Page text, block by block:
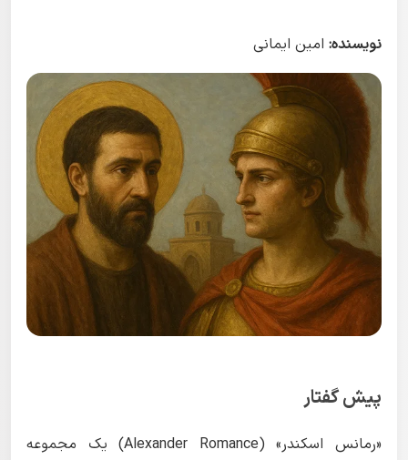
نویسنده: امین ایمانی
پیش گفتار
«رمانس اسکندر» (Alexander Romance) یک مجموعه